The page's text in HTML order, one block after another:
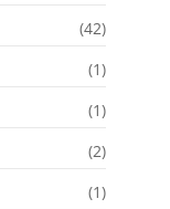
(42)
(1)
(1)
(2)
(1)